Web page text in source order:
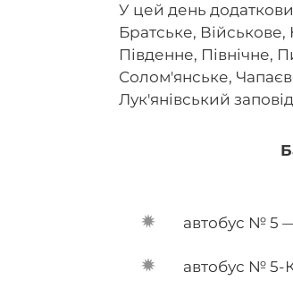
У цей день
Братське,
Південне, Північне,
Солом'янське,
Лук'янівський
автобус № 5
автобус № 5-